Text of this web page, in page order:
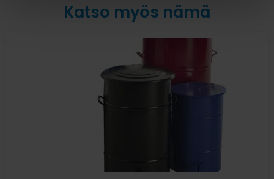
Katso myös nämä